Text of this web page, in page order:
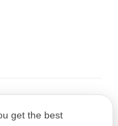
Corp.
get the best